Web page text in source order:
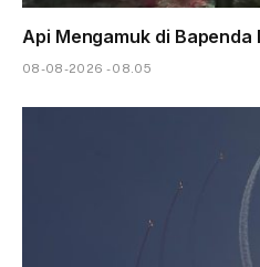
Api Mengamuk di Bapenda
08-08-2026 - 08.05